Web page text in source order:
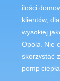
ilości
klientów,
wysokiej
Opola. Nie
skorzystać
pomp